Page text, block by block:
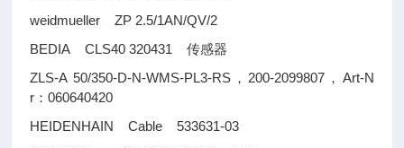
weidmueller ZP 2.5/1AN/QV/2
BEDIA CLS40 320431传感器
ZLS-A 50/350-D-N-WMS-PL3-RS， 200-2099807 ， Art-N
r ：060640420
HEIDENHAIN Cable 533631-03